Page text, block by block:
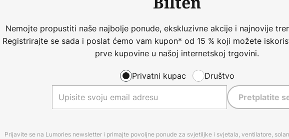
Nemojte propustiti naše najbolje ponude, ekskluzivne akcije i najnovije
Registrirajte se sada i poslat ćemo vam kupon* od 15 % koji možete
prve kupovine u našoj internetskoj trgovini.
Privatni kupac Društvo
Pretplatite
Prijavite se na Lumories newsletter i primajte povoljne ponude za svjetiljke i svjetala, ventilatore,